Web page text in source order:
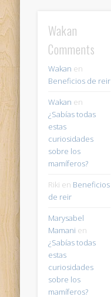
Wakan
Comments
Wakan en
Beneficios de reir
Wakan en
¿Sabías todas
estas
curiosidades
sobre los
mamíferos?
Riki en Beneficios
de reir
Marysabel
Mamani en
¿Sabías todas
estas
curiosidades
sobre los
mamíferos?